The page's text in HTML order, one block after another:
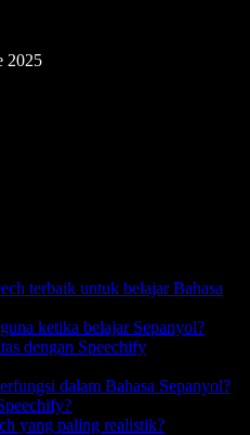
2025
terbaik untuk belajar Bahasa
ketika belajar Sepanyol?
dengan Speechify
dalam Bahasa Sepanyol?
yang paling realistik?